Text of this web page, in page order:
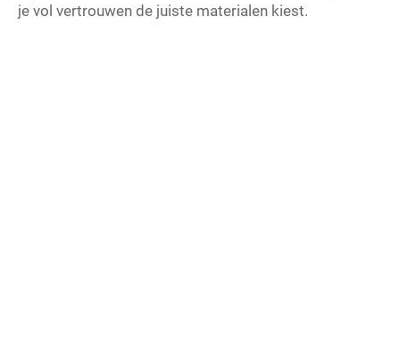
je vol vertrouwen de juiste materialen kiest.